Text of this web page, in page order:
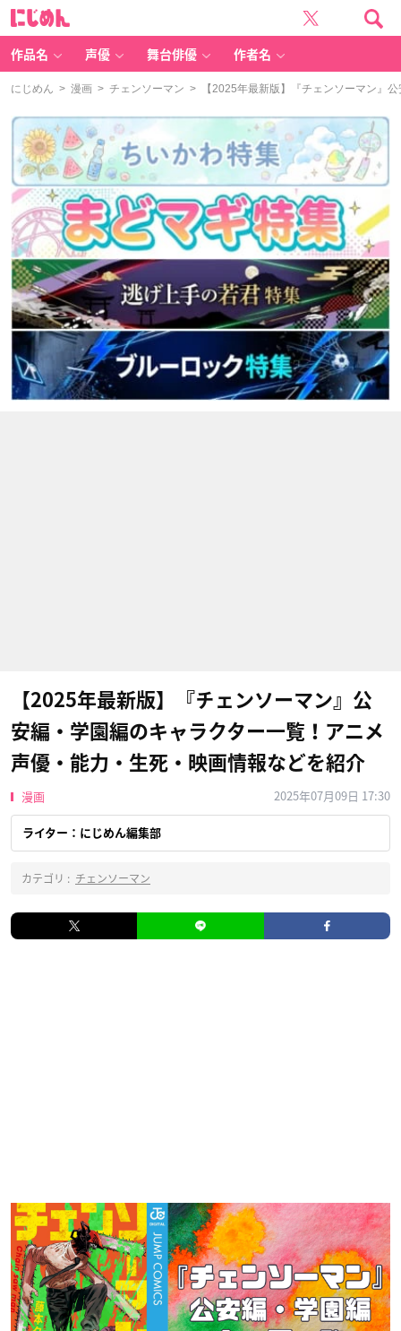
作品名 声優 舞台俳優 作者名
にじめん > 漫画 > チェンソーマン > 【2025年最新版】『チェンソーマン』
【2025年最新版】『チェンソーマン』公
安編・学園編のキャラクター一覧！アニメ
声優・能力・生死・映画情報などを紹介
漫画 2025年07月09日 17:30
ライター：にじめん編集部
カテゴリ : チェンソーマン